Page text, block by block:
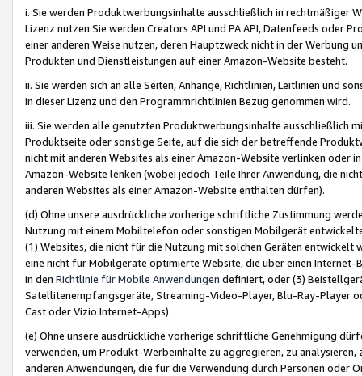
i. Sie werden Produktwerbungsinhalte ausschließlich in rechtmäßiger
Lizenz nutzen.Sie werden Creators API und PA API, Datenfeeds oder
einer anderen Weise nutzen, deren Hauptzweck nicht in der Werbung
Produkten und Dienstleistungen auf einer Amazon-Website besteht.
ii. Sie werden sich an alle Seiten, Anhänge, Richtlinien, Leitlinien und
in dieser Lizenz und den Programmrichtlinien Bezug genommen wird.
iii. Sie werden alle genutzten Produktwerbungsinhalte ausschließlich
Produktseite oder sonstige Seite, auf die sich der betreffende
nicht mit anderen Websites als einer Amazon-Website verlinken oder
Amazon-Website lenken (wobei jedoch Teile Ihrer Anwendung, die
anderen Websites als einer Amazon-Website enthalten dürfen).
(d) Ohne unsere ausdrückliche vorherige schriftliche Zustimmung
Nutzung mit einem Mobiltelefon oder sonstigen Mobilgerät
(1) Websites, die nicht für die Nutzung mit solchen Geräten
eine nicht für Mobilgeräte optimierte Website, die über einen
in den Richtlinie für Mobile Anwendungen definiert, oder (3)
Satellitenempfangsgeräte, Streaming-Video-Player, Blu-Ray-Player
Cast oder Vizio Internet-Apps).
(e) Ohne unsere ausdrückliche vorherige schriftliche Genehmigung
verwenden, um Produkt-Werbeinhalte zu aggregieren, zu
anderen Anwendungen, die für die Verwendung durch Personen